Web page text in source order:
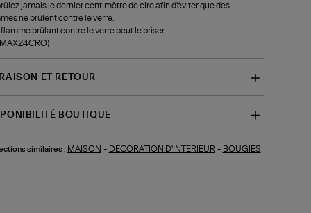
jamais le dernier centimètre de cire afin d'éviter que des
ne brûlent contre le verre.
brûlant contre le verre peut le briser.
ET RETOUR
BOUTIQUE
similaires : MAISON - DECORATION D'INTERIEUR- BOUGIES